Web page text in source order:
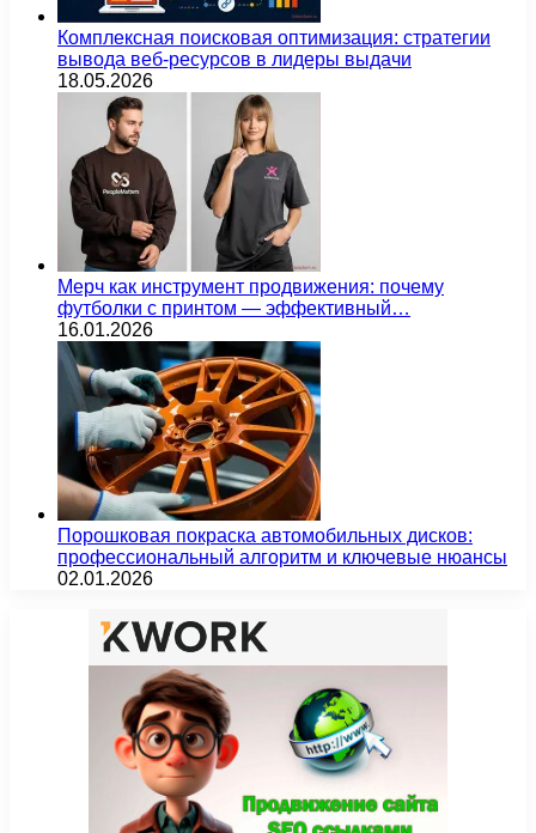
Комплексная поисковая оптимизация: стратегии
вывода веб-ресурсов в лидеры выдачи
18.05.2026
Мерч как инструмент продвижения: почему
футболки с принтом — эффективный…
16.01.2026
Порошковая покраска автомобильных дисков:
профессиональный алгоритм и ключевые нюансы
02.01.2026